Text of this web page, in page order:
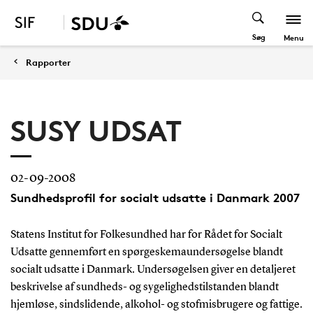
Søg Menu
Rapporter
SUSY UDSAT
02-09-2008
Sundhedsprofil for socialt udsatte i Danmark 2007
Statens Institut for Folkesundhed har for Rådet for Socialt
Udsatte gennemført en spørgeskemaundersøgelse blandt
socialt udsatte i Danmark. Undersøgelsen giver en detaljeret
beskrivelse af sundheds- og sygelighedstilstanden blandt
hjemløse, sindslidende, alkohol- og stofmisbrugere og fattige.